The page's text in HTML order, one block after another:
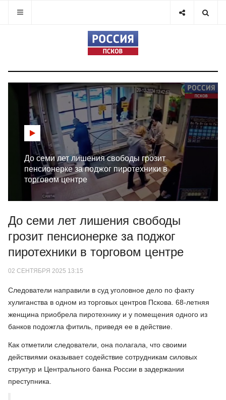
До семи лет лишения свободы грозит
пенсионерке за поджог пиротехники в
торговом центре
До семи лет лишения свободы
грозит пенсионерке за поджог
пиротехники в торговом центре
02 СЕНТЯБРЯ 2025 13:15
Следователи направили в суд уголовное дело по факту
хулиганства в одном из торговых центров Пскова. 68-летняя
женщина приобрела пиротехнику и у помещения одного из
банков подожгла фитиль, приведя ее в действие.
Как отметили следователи, она полагала, что своими
действиями оказывает содействие сотрудникам силовых
структур и Центрального банка России в задержании
преступника.